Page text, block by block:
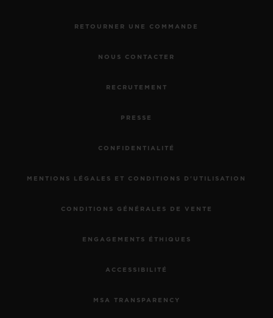
RETOURNER UNE COMMANDE
NOUS CONTACTER
RECRUTEMENT
PRESSE
CONFIDENTIALITÉ
MENTIONS LÉGALES ET CONDITIONS D'UTILISATION
CONDITIONS GÉNÉRALES DE VENTE
ENGAGEMENTS ÉTHIQUES
ACCESSIBILITÉ
MSA TRANSPARENCY